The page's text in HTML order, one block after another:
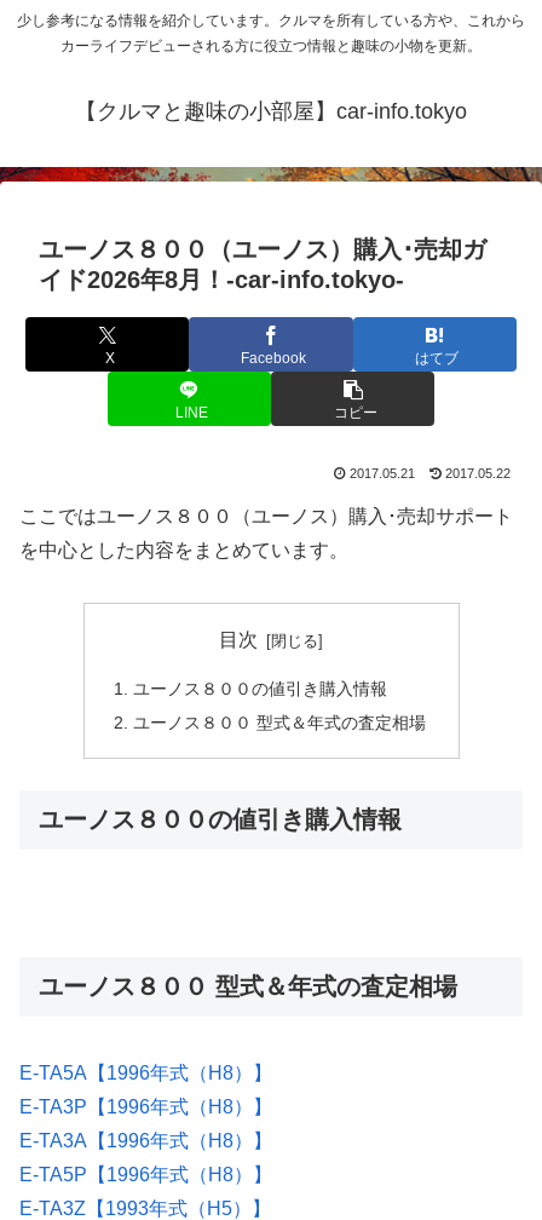
少し参考になる情報を紹介しています。クルマを所有している方や、これから
カーライフデビューされる方に役立つ情報と趣味の小物を更新。
【クルマと趣味の小部屋】car-info.tokyo
ユーノス８００（ユーノス）購入･売却ガ
イド2026年8月！-car-info.tokyo-
X Facebook はてブ
LINE コピー
2017.05.21 2017.05.22
ここではユーノス８００（ユーノス）購入･売却サポート
を中心とした内容をまとめています。
目次
ユーノス８００の値引き購入情報
ユーノス８００ 型式＆年式の査定相場
ユーノス８００の値引き購入情報
ユーノス８００ 型式＆年式の査定相場
E-TA5A【1996年式（H8）】
E-TA3P【1996年式（H8）】
E-TA3A【1996年式（H8）】
E-TA5P【1996年式（H8）】
E-TA3Z【1993年式（H5）】